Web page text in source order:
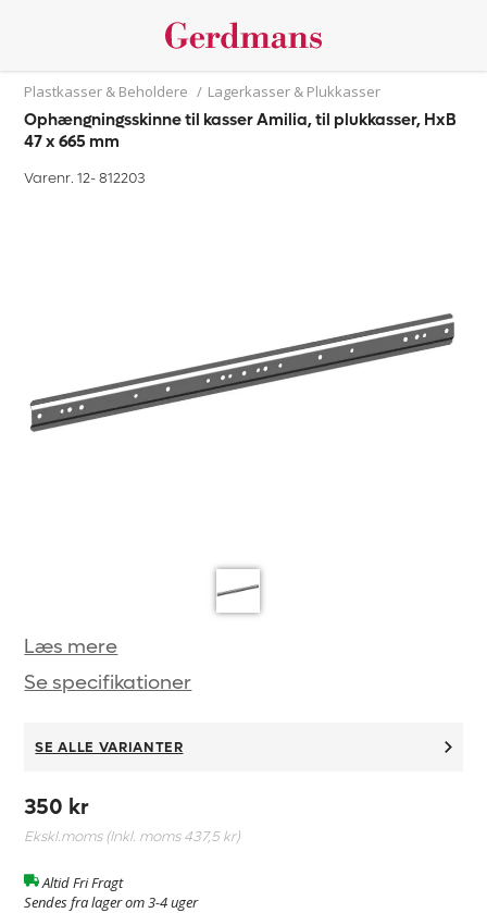
Plastkasser & Beholdere / Lagerkasser & Plukkasser
Ophængningsskinne til kasser Amilia, til plukkasser, HxB
47 x 665 mm
Varenr. 12-812203
Læs mere
Se specifikationer
SE ALLE VARIANTER
350 kr
Ekskl.moms (Inkl. moms437,5 kr)
Altid Fri Fragt
Sendes fra lager om 3-4 uger